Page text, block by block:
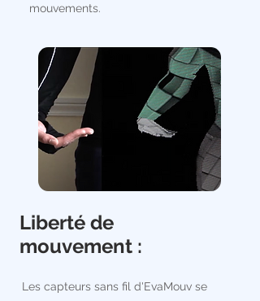
mouvements.
Liberté de
mouvement :
Les capteurs sans fil d'EvaMouv se